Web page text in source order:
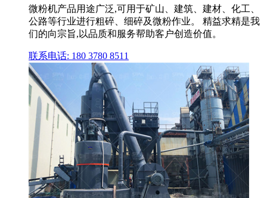
微粉机产品用途广泛,可用于矿山、建筑、建材、化工、
公路等行业进行粗碎、细碎及微粉作业。 精益求精是我
们的向宗旨,以品质和服务帮助客户创造价值。
联系电话: 180 3780 8511